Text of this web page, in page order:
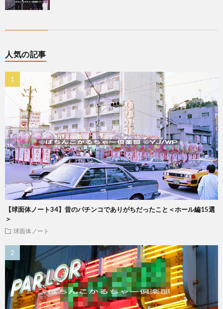
人気の記事
【球面体ノート34】昔のパチンコでありがちだったこと＜ホール編15選
＞
球面体ノート